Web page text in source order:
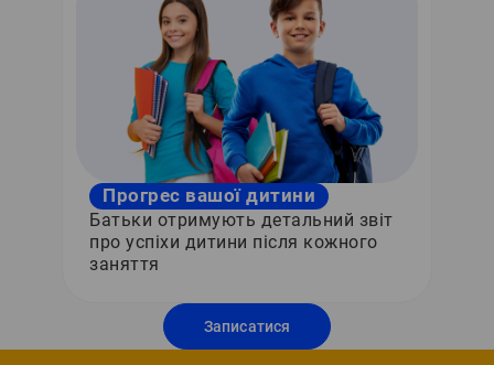
Прогрес вашої дитини
Батьки отримують детальний звіт
про успіхи дитини після кожного
заняття
Записатися